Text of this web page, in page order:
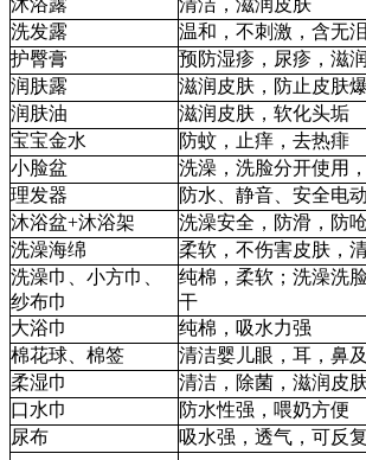
洗发露
温和，不刺激，含无
护臀膏
预防湿疹，尿疹，滋
润肤露
滋润皮肤，防止皮肤
润肤油
滋润皮肤，软化头垢
宝宝金水
防蚊，止痒，去热痱
小脸盆
洗澡，洗脸分开使用
理发器
防水、静音、安全电
沐浴盆+沐浴架
洗澡安全，防滑，防
洗澡海绵
柔软，不伤害皮肤，
洗澡巾、小方巾、
纱布巾
纯棉，柔软；洗澡洗
干
大浴巾
纯棉，吸水力强
棉花球、棉签
清洁婴儿眼，耳，鼻
柔湿巾
清洁，除菌，滋润皮
口水巾
防水性强，喂奶方便
尿布
吸水强，透气，可反